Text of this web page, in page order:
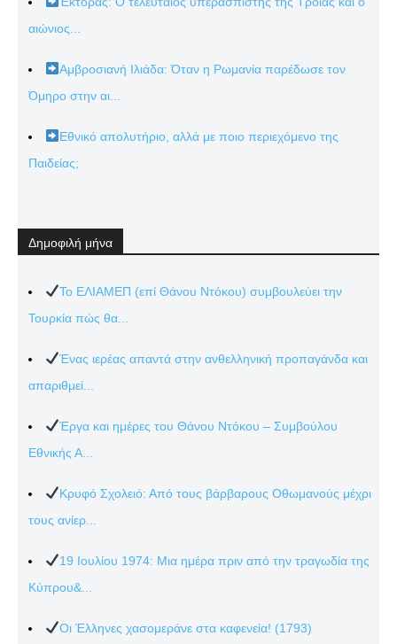
αιώνιος...
Αμβροσιανή Ιλιάδα: Όταν η Ρωμανία παρέδωσε τον
Όμηρο στην αι...
Εθνικό απολυτήριο, αλλά με ποιο περιεχόμενο της
Παιδείας;
Δημοφιλή μήνα
Το ΕΛΙΑΜΕΠ (επί Θάνου Ντόκου) συμβουλεύει την
Τουρκία πώς θα...
Ένας ιερέας απαντά στην ανθελληνική προπαγάνδα και
απαριθμεί...
Έργα και ημέρες του Θάνου Ντόκου – Συμβούλου
Εθνικής Α...
Κρυφό Σχολειό: Από τους βάρβαρους Οθωμανούς μέχρι
τους ανίερ...
19 Ιουλίου 1974: Μια ημέρα πριν από την τραγωδία της
Κύπρου&...
Οι Έλληνες χασομεράνε στα καφενεία! (1793)